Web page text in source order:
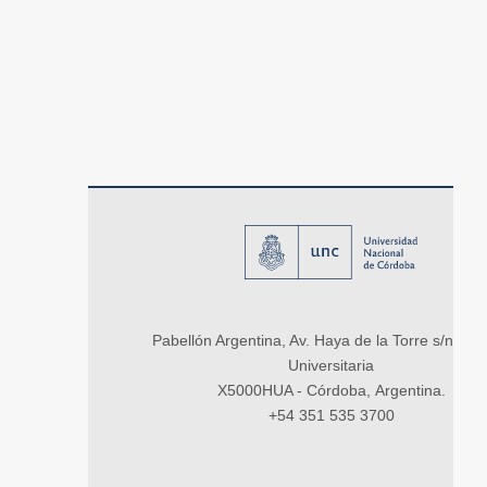
Pabellón Argentina, Av. Haya de la Torre s/n,
Universitaria
X5000HUA - Córdoba, Argentina.
+54 351 535 3700